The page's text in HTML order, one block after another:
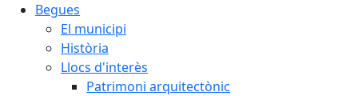
Begues
El municipi
Història
Llocs d'interès
Patrimoni arquitectònic